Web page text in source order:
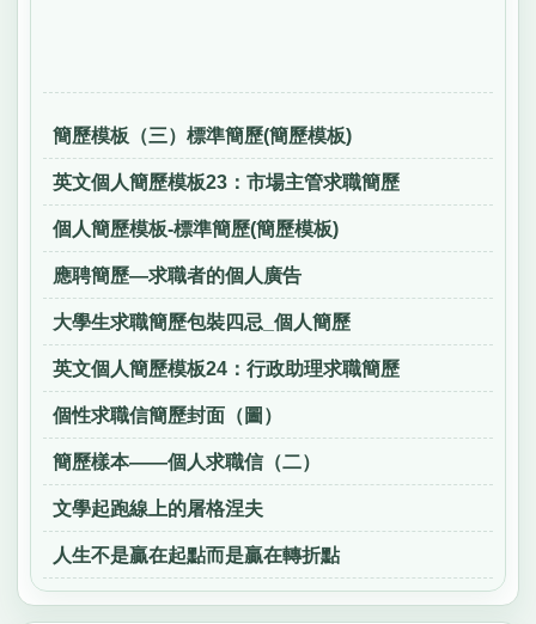
簡歷模板（三）標準簡歷(簡歷模板)
英文個人簡歷模板23：市場主管求職簡歷
個人簡歷模板-標準簡歷(簡歷模板)
應聘簡歷—求職者的個人廣告
大學生求職簡歷包裝四忌_個人簡歷
英文個人簡歷模板24：行政助理求職簡歷
個性求職信簡歷封面（圖）
簡歷樣本——個人求職信（二）
文學起跑線上的屠格涅夫
人生不是贏在起點而是贏在轉折點